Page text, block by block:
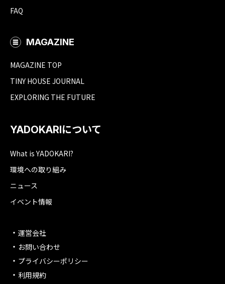
FAQ
MAGAZINE
MAGAZINE TOP
TINY HOUSE JOURNAL
EXPLORING THE FUTURE
YADOKARIについて
What is YADOKARI?
環境への取り組み
ニュース
イベント情報
運営会社
お問い合わせ
プライバシーポリシー
利用規約